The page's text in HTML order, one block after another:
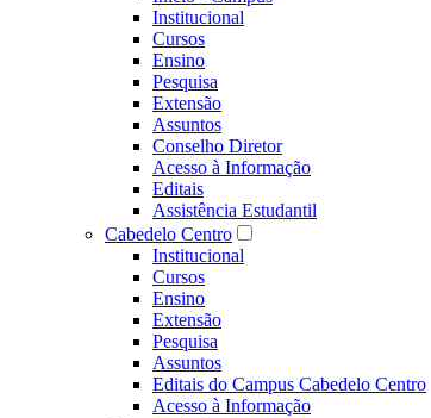
Institucional
Cursos
Ensino
Pesquisa
Extensão
Assuntos
Conselho Diretor
Acesso à Informação
Editais
Assistência Estudantil
Cabedelo Centro
Institucional
Cursos
Ensino
Extensão
Pesquisa
Assuntos
Editais do Campus Cabedelo Centro
Acesso à Informação